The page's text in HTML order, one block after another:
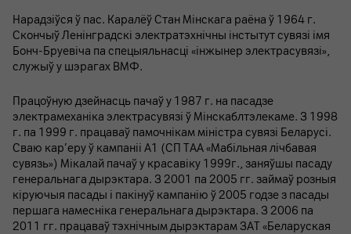
Нарадзіўся ў пас. Каралёў Стан Мінскага раёна ў 1964 г.
Скончыў Ленінградскі электратэхнічны інстытут сувязі імя
Бонч-Бруевіча па спецыяльнасці «інжынер электрасувязі»,
служыў у шэрагах ВМФ.
Працоўную дзейнасць пачаў у 1987 г. на пасадзе
электрамеханіка электрасувязі ў Мінскаблтэлекаме. З 1998
г. па 1999 г. працаваў памочнікам міністра сувязі Беларусі.
Сваю кар’еру ў кампаніі A1 (СП ТАА «Мабільная лічбавая
сувязь») Мікалай пачаў у красавіку 1999г., заняўшы пасаду
генеральнага дырэктара. З 2001 па 2005 гг. займаў розныя
кіруючыя пасады і пакінуў кампанію ў 2005 годзе з пасады
першага намесніка генеральнага дырэктара. З 2006 па
2011 гг. працаваў тэхнічным дырэктарам ЗАТ «Беларуская